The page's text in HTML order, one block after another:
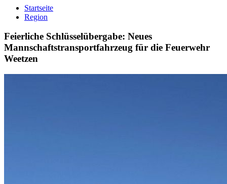
Startseite
Region
Feierliche Schlüsselübergabe: Neues
Mannschaftstransportfahrzeug für die Feuerwehr
Weetzen